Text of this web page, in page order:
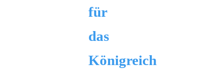
für
das
Königreich